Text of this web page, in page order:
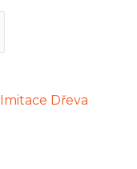
Imitace Dřeva